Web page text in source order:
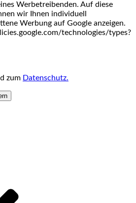
Werbetreibenden. Auf diese
wir Ihnen individuell
Werbung auf Google anzeigen.
technologies/types?
zum Datenschutz.